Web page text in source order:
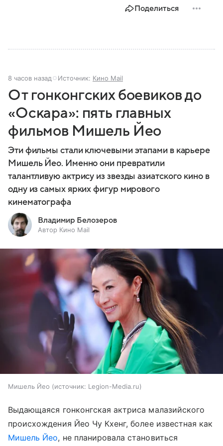
Поделиться
8 часов назад Источник: Кино Mail
От гонконгских боевиков до
«Оскара»: пять главных
фильмов Мишель Йео
Эти фильмы стали ключевыми этапами в карьере
Мишель Йео. Именно они превратили
талантливую актрису из звезды азиатского кино в
одну из самых ярких фигур мирового
кинематографа
Владимир Белозеров
Автор Кино Mail
Мишель Йео источник: Legion-Media.ru
Выдающаяся гонконгская актриса малазийского
происхождения Йео Чу Кхенг, более известная как
Мишель Йео, не планировала становиться